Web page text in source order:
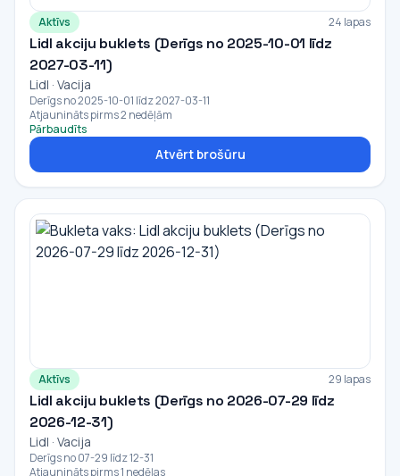
Aktīvs 24 lapas
Lidl akciju buklets (Derīgs no 2025-10-01 līdz
2027-03-11)
Lidl · Vacija
Derīgs no 2025-10-01 līdz 2027-03-11
Atjaunināts pirms 2 nedēļām
Pārbaudīts
Atvērt brošūru
Aktīvs 29 lapas
Lidl akciju buklets (Derīgs no 2026-07-29 līdz
2026-12-31)
Lidl · Vacija
Derīgs no 07-29 līdz 12-31
Atjaunināts pirms 1 nedēļas